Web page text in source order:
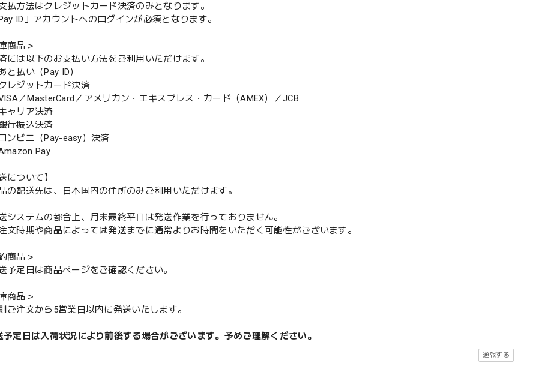
払方法はクレジットカード決済のみとなります。
ID」アカウントへのログインが必須となります。
商品＞
には以下のお支払い方法をご利用いただけます。
と払い（Pay ID）
レジットカード決済
／MasterCard／アメリカン・エキスプレス・カード（AMEX）／JCB
ャリア決済
行振込決済
ンビニ（Pay-easy）決済
Pay
について】
の配送先は、日本国内の住所のみご利用いただけます。
システムの都合上、月末最終平日は発送作業を行っておりません。
文時期や商品によっては発送までに通常よりお時間をいただく可能性がございます。
商品＞
予定日は商品ページをご確認ください。
商品＞
ご注文から5営業日以内に発送いたします。
予定日は入荷状況により前後する場合がございます。予めご理解ください。
通報する